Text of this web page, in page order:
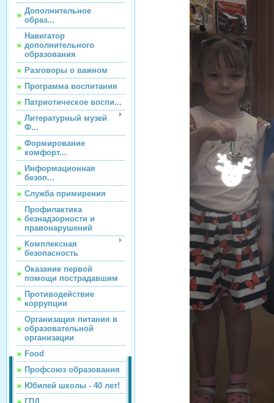
Дополнительное
образ...
Навигатор
дополнительного
образования
Разговоры о важном
Программа воспитания
Патриотическое воспи...
Литературный музей
Ф...
Формирование
комфорт...
Информационная
безоп...
Служба примирения
Профилактика
безнадзорности и
правонарушений
Комплексная
безопасность
Оказание первой
помощи пострадавшим
Противодействие
коррупции
Организация питания в
образовательной
организации
Food
Профсоюз образования
Юбилей школы - 40 лет!